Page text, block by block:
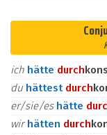
ich hätte durch
du hättest durch
er/sie/es hätte
wirhätten durch